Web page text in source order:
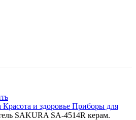
Красота и здоровье Приборы для
SAKURA SA-4514R керам.